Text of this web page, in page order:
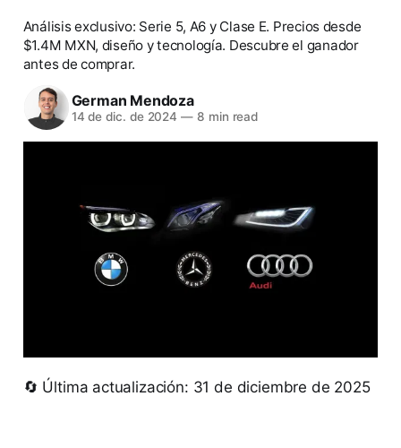
Análisis exclusivo: Serie 5, A6 y Clase E. Precios desde
$1.4M MXN, diseño y tecnología. Descubre el ganador
antes de comprar.
German Mendoza
14 de dic. de 2024 — 8 min read
🔄 Última actualización: 31 de diciembre de 2025